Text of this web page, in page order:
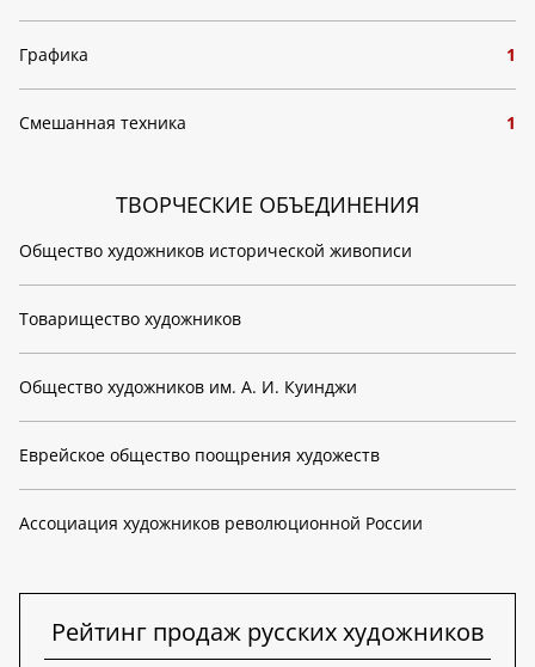
Графика 1
Смешанная техника 1
ТВОРЧЕСКИЕ ОБЪЕДИНЕНИЯ
Общество художников исторической живописи
Товарищество художников
Общество художников им. А. И. Куинджи
Еврейское общество поощрения художеств
Ассоциация художников революционной России
Рейтинг продаж русских художников